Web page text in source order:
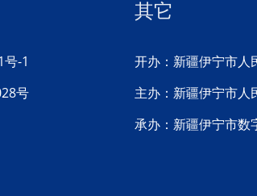
-1
号
其它
开办：新疆伊宁市人
主办：新疆伊宁市人
承办：新疆伊宁市数